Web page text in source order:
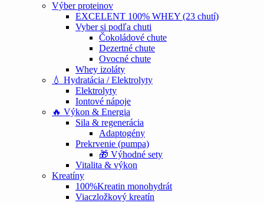
Výber proteinov
EXCELENT 100% WHEY (23 chutí)
Vyber si podľa chuti
Čokoládové chute
Dezertné chute
Ovocné chute
Whey izoláty
💧 Hydratácia / Elektrolyty
Elektrolyty
Iontové nápoje
🔥 Výkon & Energia
Sila & regenerácia
Adaptogény
Prekrvenie (pumpa)
🎁 Výhodné sety
Vitalita & výkon
Kreatíny
100%Kreatin monohydrát
Viaczložkový kreatín